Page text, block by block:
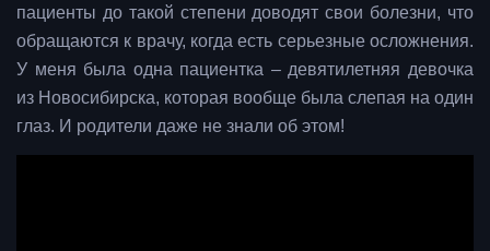
пациенты до такой степени доводят свои болезни, что
обращаются к врачу, когда есть серьезные осложнения.
У меня была одна пациентка – девятилетняя девочка
из Новосибирска, которая вообще была слепая на один
глаз. И родители даже не знали об этом!